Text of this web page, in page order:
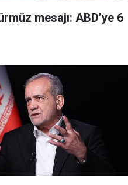
mesajı: ABD’ye 6